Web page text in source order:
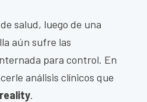
salud, luego de una
aún sufre las
para control. En
análisis clínicos que
reality.